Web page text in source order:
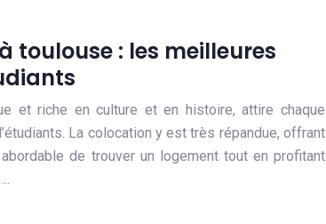
toulouse : les meilleures
et riche en culture et en histoire, attire chaque
La colocation y est très répandue, offrant
de trouver un logement tout en profitant